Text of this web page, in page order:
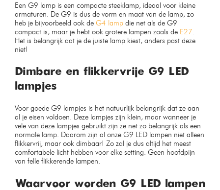
Een G9 lamp is een compacte steeklamp, ideaal voor kleine
armaturen. De G9 is dus de vorm en maat van de lamp, zo
heb je bijvoorbeeld ook de G4 lamp die net als de G9
compact is, maar je hebt ook grotere lampen zoals de E27.
Het is belangrijk dat je de juiste lamp kiest, anders past deze
niet!
Dimbare en flikkervrije G9 LED
lampjes
Voor goede G9 lampjes is het natuurlijk belangrijk dat ze aan
al je eisen voldoen. Deze lampjes zijn klein, maar wanneer je
vele van deze lampjes gebruikt zijn ze net zo belangrijk als een
normale lamp. Daarom zijn al onze G9 LED lampen niet alleen
flikkervrij, maar ook dimbaar! Zo zal je dus altijd het meest
comfortabele licht hebben voor elke setting. Geen hoofdpijn
van felle flikkerende lampen.
Waarvoor worden G9 LED lampen